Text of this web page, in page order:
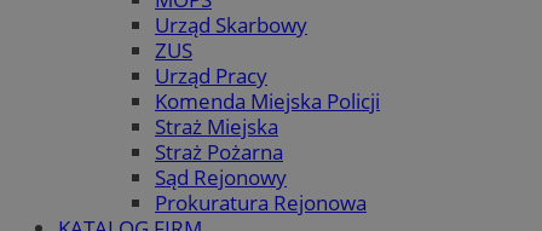
Urząd Skarbowy
ZUS
Urząd Pracy
Komenda Miejska Policji
Straż Miejska
Straż Pożarna
Sąd Rejonowy
Prokuratura Rejonowa